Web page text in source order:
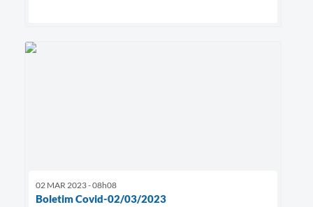
02 MAR 2023 - 08h08
Boletim Covid-02/03/2023